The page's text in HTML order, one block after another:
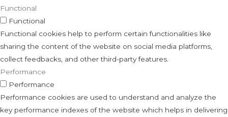
Functional
Functional
Functional cookies help to perform certain functionalities like
sharing the content of the website on social media platforms,
collect feedbacks, and other third-party features.
Performance
Performance
Performance cookies are used to understand and analyze the
key performance indexes of the website which helps in delivering